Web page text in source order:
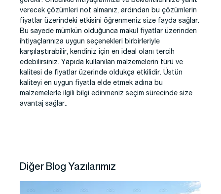
verecek çözümleri not almanız, ardından bu çözümlerin
fiyatlar üzerindeki etkisini öğrenmeniz size fayda sağlar.
Bu sayede mümkün olduğunca makul fiyatlar üzerinden
ihtiyaçlarınıza uygun seçenekleri birbirleriyle
karşılaştırabilir, kendiniz için en ideal olanı tercih
edebilirsiniz. Yapıda kullanılan malzemelerin türü ve
kalitesi de fiyatlar üzerinde oldukça etkilidir. Üstün
kaliteyi en uygun fiyatla elde etmek adına bu
malzemelerle ilgili bilgi edinmeniz seçim sürecinde size
avantaj sağlar..
Diğer Blog Yazılarımız